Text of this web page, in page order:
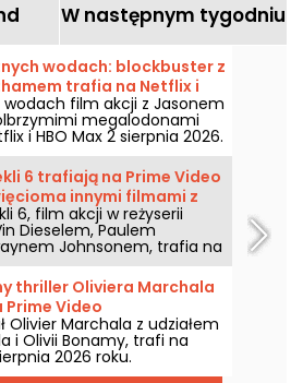
W następnym tygodniu
wodach: blockbuster z
trafia na Netflix i
film akcji z Jasonem
megalodonami
i HBO Max 2 sierpnia 2026.
6 trafiają na Prime Video
innymi filmami z
6, film akcji w reżyserii
Dieselem, Paulem
Johnsonem, trafia na
2026 roku wraz z
serii.
thriller Oliviera Marchala
Video
Olivier Marchala z udziałem
i Olivii Bonamy, trafi na
2026 roku.